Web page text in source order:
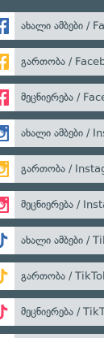
ახალი ამბები /
გართობა /
მეცნიერება /
ახალი ამბები /
გართობა /
მეცნიერება /
ახალი ამბები /
გართობა /
მეცნიერება /